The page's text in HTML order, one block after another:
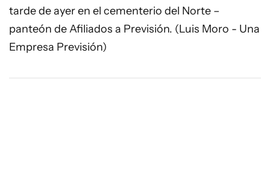
tarde de ayer en el cementerio del Norte –
panteón de Afiliados a Previsión. (Luis Moro - Una
Empresa Previsión)